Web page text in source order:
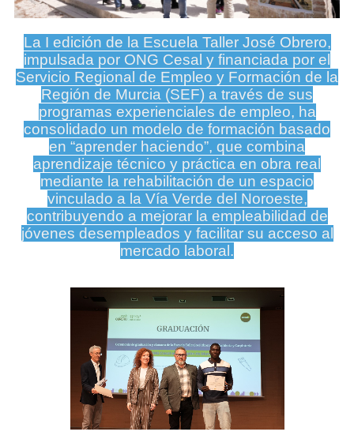
La I edición de la Escuela Taller José Obrero,
impulsada por ONG Cesal y financiada por el
Servicio Regional de Empleo y Formación de la
Región de Murcia (SEF) a través de sus
programas experienciales de empleo, ha
consolidado un modelo de formación basado
en “aprender haciendo”, que combina
aprendizaje técnico y práctica en obra real
mediante la rehabilitación de un espacio
vinculado a la Vía Verde del Noroeste,
contribuyendo a mejorar la empleabilidad de
jóvenes desempleados y facilitar su acceso al
mercado laboral.